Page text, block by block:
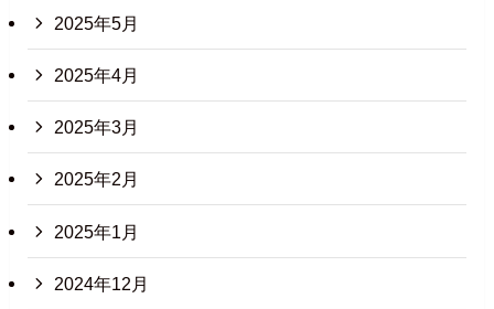
2025年5月
2025年4月
2025年3月
2025年2月
2025年1月
2024年12月